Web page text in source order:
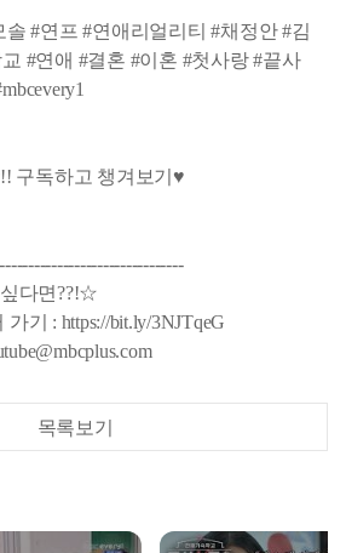
#연프 #연애리얼리티 #채정안 #김
#연애 #결혼 #이혼 #첫사랑 #끝사
구독하고 챙겨보기♥
다면??!☆
기 : https://bit.ly/3NJTqeG
목록보기